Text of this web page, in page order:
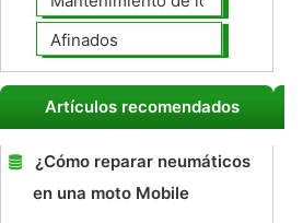
Afinados
Artículos recomendados
¿Cómo reparar neumáticos
en una moto Mobile